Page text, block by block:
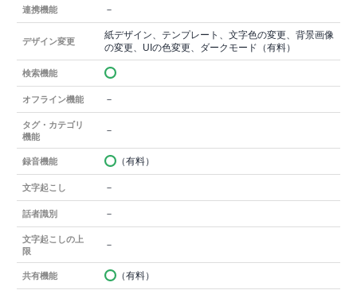
連携機能 －
デザイン変更
紙デザイン、テンプレート、文字色の変更、背景画像
の変更、UIの色変更、ダークモード（有料）
検索機能
オフライン機能 －
タグ・カテゴリ
機能
－
録音機能 （有料）
文字起こし －
話者識別 －
文字起こしの上
限
－
共有機能 （有料）